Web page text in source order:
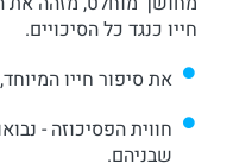
חייו כנגד כל הסיכויים.
את סיפור חייו
חווית הפסיכוזה -
שבניהם.